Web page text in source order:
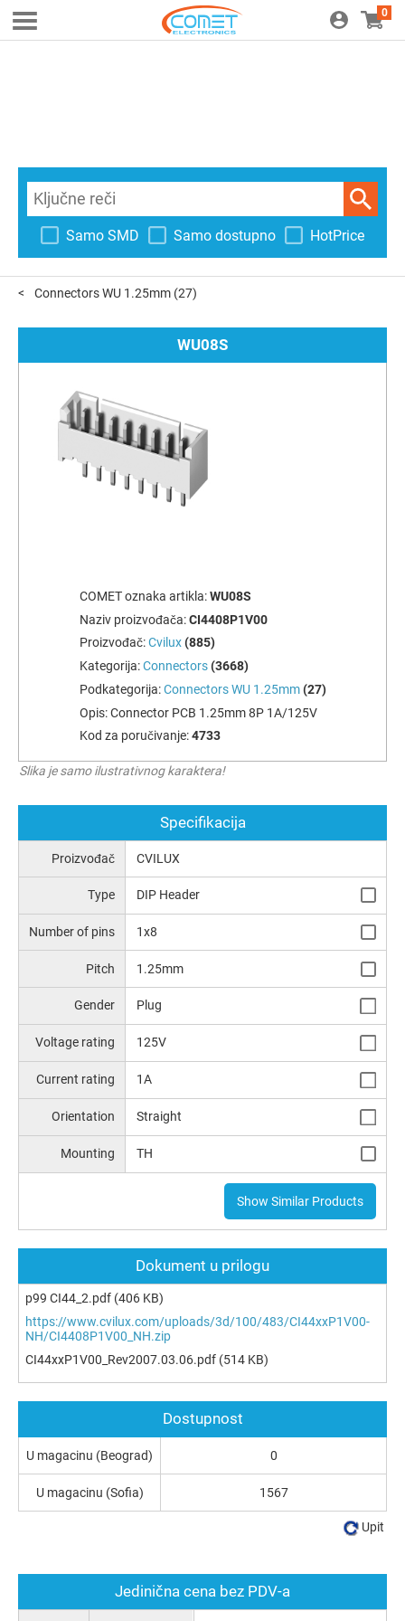
0
Samo SMD Samo dostupno HotPrice
Connectors WU 1.25mm (27)
WU08S
COMET oznaka artikla:WU08S
Naziv proizvođača:CI4408P1V00
Proizvođač:Cvilux (885)
Kategorija:Connectors (3668)
Podkategorija:Connectors WU 1.25mm (27)
Opis:Connector PCB 1.25mm 8P 1A/125V
Kod za poručivanje:4733
Slika je samo ilustrativnog karaktera!
Specifikacija
Proizvođač CVILUX
Type DIP Header
Number of pins 1x8
Pitch 1.25mm
Gender Plug
Voltage rating 125V
Current rating 1A
Orientation Straight
Mounting TH
Show Similar Products
Dokument u prilogu
p99 CI44_2.pdf (406 KB)
https://www.cvilux.com/uploads/3d/100/483/CI44xxP1V00-
NH/CI4408P1V00_NH.zip
CI44xxP1V00_Rev2007.03.06.pdf (514 KB)
Jedinična cena bez PDV-a
Dostupnost
U magacinu (Beograd) 0
U magacinu (Sofia) 1567
Upit